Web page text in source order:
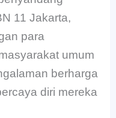
11 Jakarta,
para
umum
berharga
diri mereka